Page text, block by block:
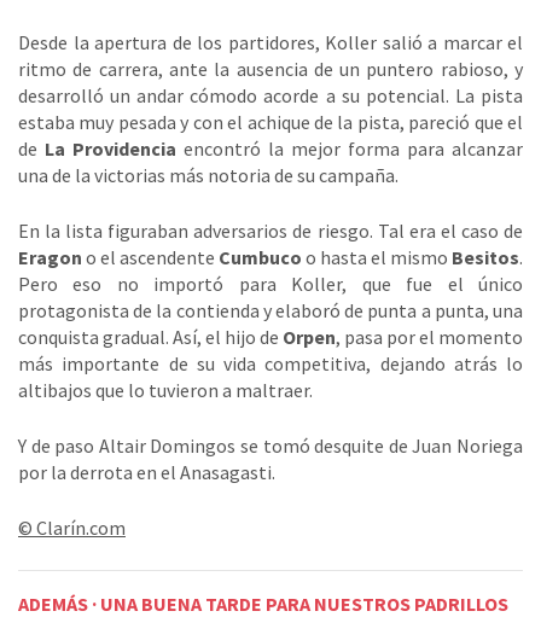
Desde la apertura de los partidores, Koller salió a marcar el
ritmo de carrera, ante la ausencia de un puntero rabioso, y
desarrolló un andar cómodo acorde a su potencial. La pista
estaba muy pesada y con el achique de la pista, pareció que el
de La Providencia encontró la mejor forma para alcanzar
una de la victorias más notoria de su campaña.
En la lista figuraban adversarios de riesgo. Tal era el caso de
Eragon o el ascendente Cumbuco o hasta el mismo Besitos.
Pero eso no importó para Koller, que fue el único
protagonista de la contienda y elaboró de punta a punta, una
conquista gradual. Así, el hijo de Orpen, pasa por el momento
más importante de su vida competitiva, dejando atrás lo
altibajos que lo tuvieron a maltraer.
Y de paso Altair Domingos se tomó desquite de Juan Noriega
por la derrota en el Anasagasti.
© Clarín.com
ADEMÁS · UNA BUENA TARDE PARA NUESTROS PADRILLOS